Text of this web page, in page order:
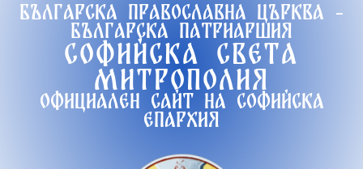
Българска православна църква -
Българска патриаршия
Софийска света
митрополия
Официален сайт на софийска
епархия